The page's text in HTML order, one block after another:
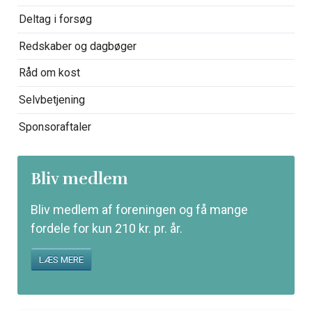
Deltag i forsøg
Redskaber og dagbøger
Råd om kost
Selvbetjening
Sponsoraftaler
Bliv medlem
Bliv medlem af foreningen og få mange
fordele for kun 210 kr. pr. år.
LÆS MERE